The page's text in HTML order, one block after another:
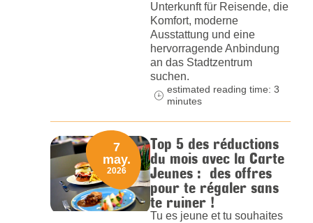
Unterkunft für Reisende, die
Komfort, moderne
Ausstattung und eine
hervorragende Anbindung
an das Stadtzentrum
suchen.
estimated reading time: 3
minutes
Top 5 des réductions
du mois avec la Carte
Jeunes : des offres
pour te régaler sans
te ruiner !
Tu es jeune et tu souhaites
7
may.
2026